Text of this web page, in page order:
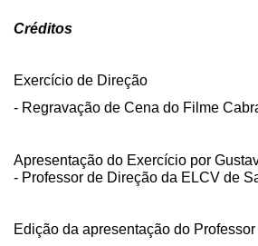
Créditos
Exercício de Direção
- Regravação de Cena do Filme
Apresentação do Exercício por
- Professor de Direção da ELCV de
Edição da apresentação do Professor